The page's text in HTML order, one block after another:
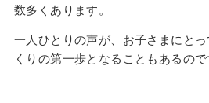
数多くあります。
一人ひとりの声が、お子さまにと
くりの第一歩となることもあるので